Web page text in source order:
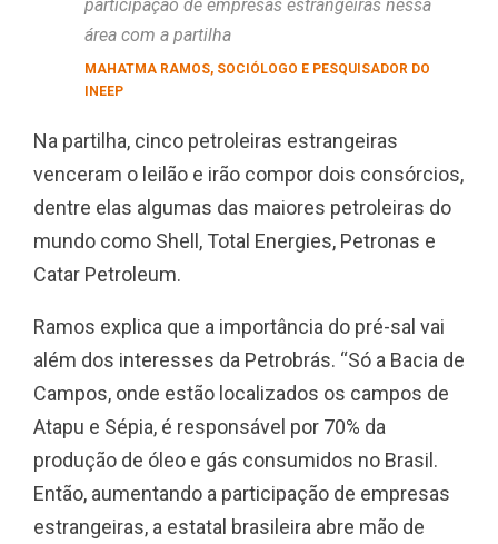
participação de empresas estrangeiras nessa
área com a partilha
MAHATMA RAMOS, SOCIÓLOGO E PESQUISADOR DO
INEEP
Na partilha, cinco petroleiras estrangeiras
venceram o leilão e irão compor dois consórcios,
dentre elas algumas das maiores petroleiras do
mundo como Shell, Total Energies, Petronas e
Catar Petroleum.
Ramos explica que a importância do pré-sal vai
além dos interesses da Petrobrás. “Só a Bacia de
Campos, onde estão localizados os campos de
Atapu e Sépia, é responsável por 70% da
produção de óleo e gás consumidos no Brasil.
Então, aumentando a participação de empresas
estrangeiras, a estatal brasileira abre mão de